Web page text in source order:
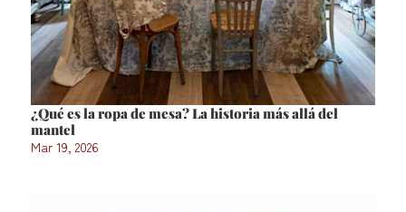
¿Qué es la ropa de mesa? La historia más allá del
mantel
Mar 19, 2026